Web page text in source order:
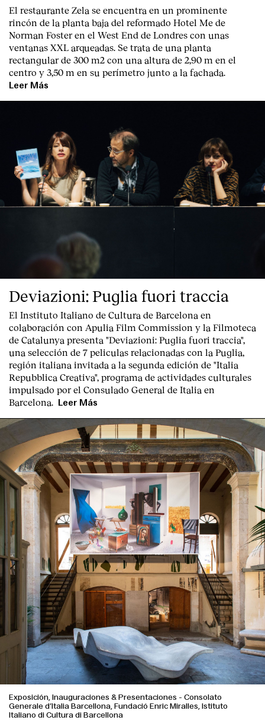
El restaurante Zela se encuentra en un prominente
rincón de la planta baja del reformado Hotel Me de
Norman Foster en el West End de Londres con unas
ventanas XXL arqueadas. Se trata de una planta
rectangular de 300 m2 con una altura de 2,90 m en el
centro y 3,50 m en su perímetro junto a la fachada.
Leer Más
Deviazioni: Puglia fuori traccia
El Instituto Italiano de Cultura de Barcelona en
colaboración con Apulia Film Commission y la Filmoteca
de Catalunya presenta "Deviazioni: Puglia fuori traccia",
una selección de 7 peliculas relacionadas con la Puglia,
región italiana invitada a la segunda edición de "Italia
Repubblica Creativa", programa de actividades culturales
impulsado por el Consulado General de Italia en
Barcelona.
Leer Más
Exposición, Inauguraciones & Presentaciones - Consolato
Generale d’Italia Barcellona, Fundació Enric Miralles, Istituto
Italiano di Cultura di Barcellona